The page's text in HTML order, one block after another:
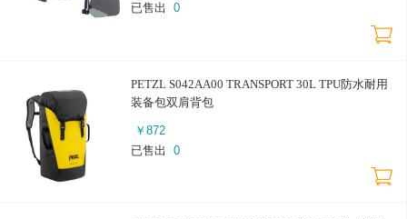
已售出
0
PETZL S042AA00 TRANSPORT 30L TPU防水耐用
装备包双肩背包
￥ 872
已售出
0